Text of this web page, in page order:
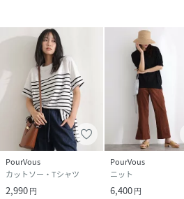
PourVous
カットソー・Tシャツ
2,990円
PourVous
ニット
6,400円